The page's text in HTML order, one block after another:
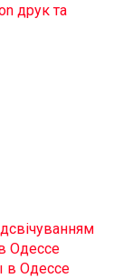
друк та
Одессе
в Одессе